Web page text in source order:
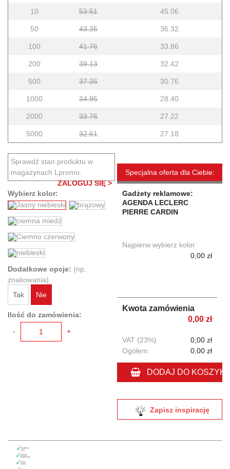
10 53.51 45.06
50 43.35 36.32
100 41.76 33.86
200 39.13 32.42
500 37.35 30.76
1000 34.95 28.40
2000 33.76 27.22
5000 32.61 27.18
Sprawdź stan produktu w
magazynach Lpromo.
ZALOGUJ SIĘ >
Wybierz kolor:
Dodatkowe opcje: (np.
znakowania)
Tak
Nie
Ilość do zamówienia:
-
+
Specjalna oferta dla Ciebie:
Gadżety reklamowe:
AGENDA LECLERC
PIERRE CARDIN
Najpierw wybierz kolor
0,00 zł
Kwota zamówienia
0,00 zł
VAT (23%)
0,00 zł
Ogółem
0,00 zł
DODAJ DO
Zapisz inspirację